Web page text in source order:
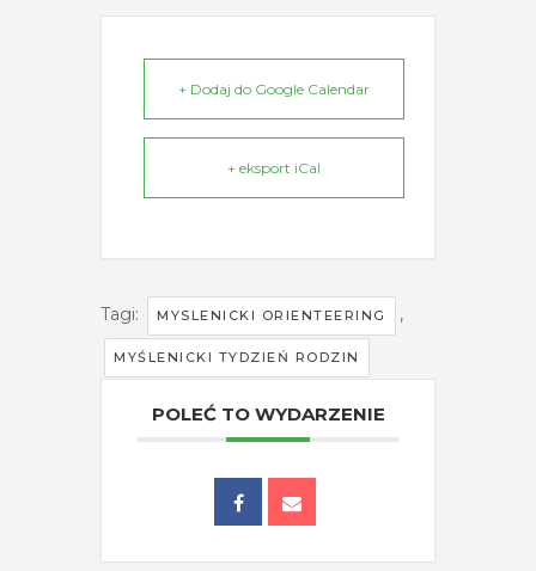
+ Dodaj do Google Calendar
+ eksport iCal
Tagi: MYSLENICKI ORIENTEERING ,
MYŚLENICKI TYDZIEŃ RODZIN
POLEĆ TO WYDARZENIE